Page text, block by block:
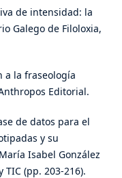
de intensidad: la
Galego de Filoloxia,
a la fraseología
Editorial.
de datos para el
y su
Isabel González
TIC (pp. 203-216).